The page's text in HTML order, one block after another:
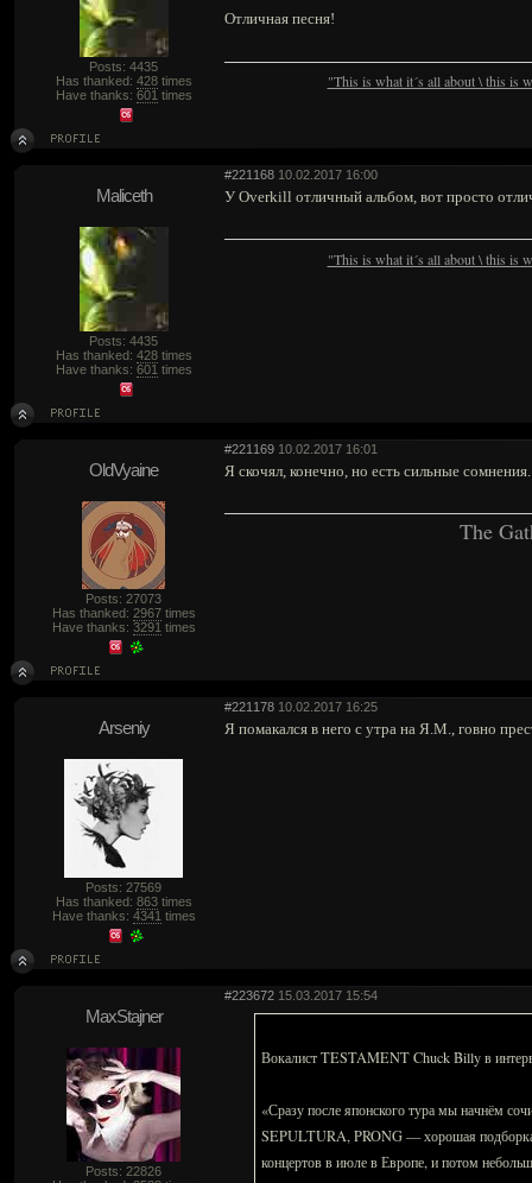
Posts: 4435
Has thanked: 428times
Have thanks: 601 times
Отличная песня!
"This is what it´s all about \ this is
#221168 10.02.2017 16:00
Maliceth
Posts: 4435
Has thanked: 428times
Have thanks: 601 times
У Overkill отличный альбом, вот просто
"This is what it´s all about \ this is
#221169 10.02.2017 16:01
OldVyaine
Posts: 27073
Has thanked: 2967times
Have thanks: 3291 times
Я скочял, конечно, но есть сильные сомнения.
The
#221178 10.02.2017 16:25
Arseniy
Posts: 27569
Has thanked: 863times
Have thanks: 4341 times
Я помакался в него с утра на Я.М., говно
#223672 15.03.2017 15:54
MaxStajner
Posts: 22826
Вокалист TESTAMENT Chuck Billy в
«Сразу после японского тура мы начнём
SEPULTURA, PRONG — хорошая
концертов в июле в Европе, и потом